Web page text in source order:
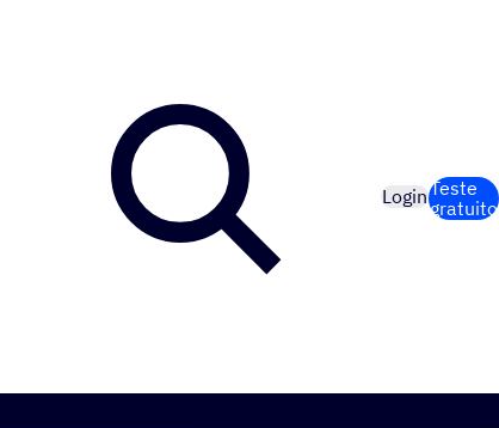
LoginTeste
gratuito